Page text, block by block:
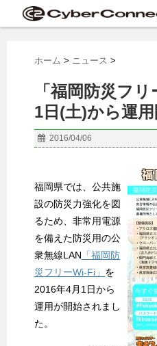
ホーム > ニュース >
「福岡防災フ
1日(土)から運用
2016/04/06
福岡県では、公共施
設の防災力強化を図
るため、非常用電源
を備えた防災用の公
衆無線LAN 「福岡防
災フリーWi-Fi」 を
2016年4月1日から
運用が開始されまし
た。